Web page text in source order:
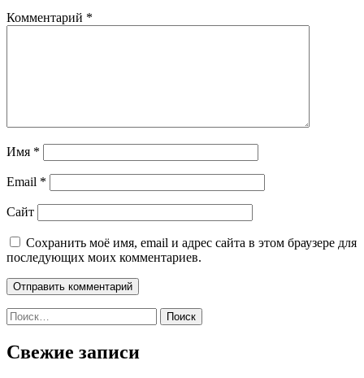
Комментарий *
Имя *
Email *
Сайт
Сохранить моё имя, email и адрес сайта в этом браузере для
последующих моих комментариев.
Найти:
Свежие записи